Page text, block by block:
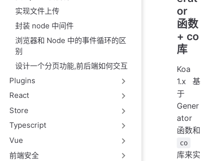
实现文件上传
封装 node 中间件
浏览器和 Node 中的事件循环的区
别
设计一个分页功能,前后端如何交互
Plugins
React
Store
Typescript
Vue
前端安全
or
函数
+ co
库
Koa
1.x 基
于
Gener
ator
函数和
co
库来实